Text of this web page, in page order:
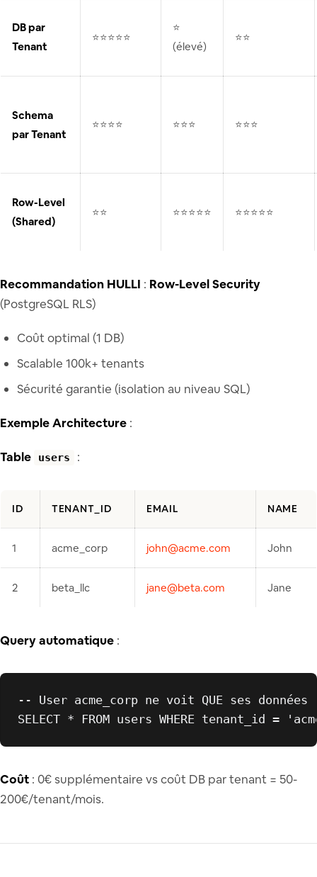
DB par
Tenant
⭐⭐⭐⭐⭐
⭐
(élevé)
⭐⭐
Schema
par Tenant
⭐⭐⭐⭐ ⭐⭐⭐ ⭐⭐⭐
Row-Level
(Shared)
⭐⭐ ⭐⭐⭐⭐⭐ ⭐⭐⭐⭐⭐
Recommandation HULLI : Row-Level Security
(PostgreSQL RLS)
Coût optimal (1 DB)
Scalable 100k+ tenants
Sécurité garantie (isolation au niveau SQL)
Exemple Architecture :
Table users :
ID TENANT_ID EMAIL NAME
1 acme_corp john@acme.com John
2 beta_llc jane@beta.com Jane
Query automatique :
-- User acme_corp ne voit QUE ses données
Coût : 0€ supplémentaire vs coût DB par tenant = 50-
200€/tenant/mois.